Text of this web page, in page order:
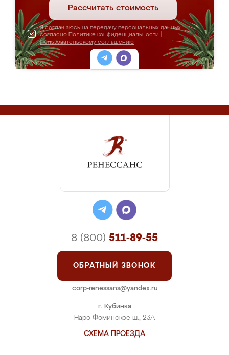
Рассчитать стоимость
Я соглашаюсь на передачу персональных данных
согласно Политике конфиденциальности
Пользовательскому соглашению
г. Кубинка
Наро-Фоминское ш., 23А
СХЕМА ПРОЕЗДА
8 (800) 511-89-55
ОБРАТНЫЙ ЗВОНОК
corp-renessans@yandex.ru